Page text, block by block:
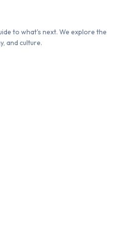
to what's next. We explore the
and culture.